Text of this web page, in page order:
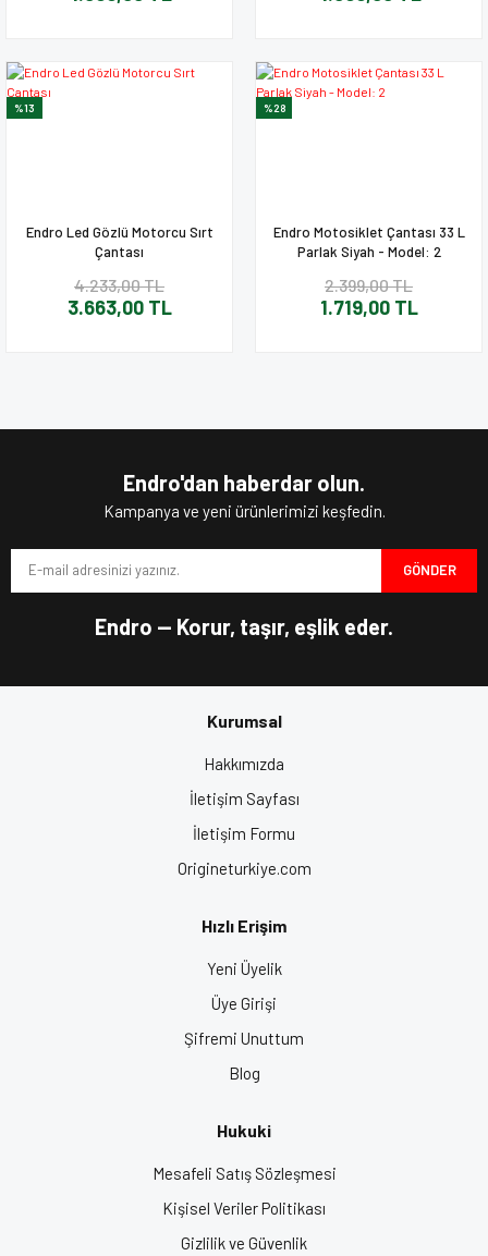
%13
Endro Led Gözlü Motorcu Sırt
Çantası
4.233,00 TL
3.663,00 TL
%28
Endro Motosiklet Çantası 33 L
Parlak Siyah - Model: 2
2.399,00 TL
1.719,00 TL
Endro'dan haberdar olun.
Kampanya ve yeni ürünlerimizi keşfedin.
GÖNDER
Endro — Korur, taşır, eşlik eder.
Kurumsal
Hakkımızda
İletişim Sayfası
İletişim Formu
Origineturkiye.com
Hızlı Erişim
Yeni Üyelik
Üye Girişi
Şifremi Unuttum
Blog
Hukuki
Mesafeli Satış Sözleşmesi
Kişisel Veriler Politikası
Gizlilik ve Güvenlik